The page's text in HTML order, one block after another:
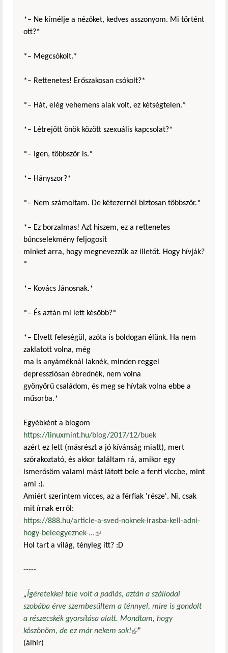
*– Ne kímélje a nézőket, kedves asszonyom. Mi történt
ott?*
*– Megcsókolt.*
*– Rettenetes! Erőszakosan csókolt?*
*– Hát, elég vehemens alak volt, ez kétségtelen.*
*– Létrejött önök között szexuális kapcsolat?*
*– Igen, többször is.*
*– Hányszor?*
*– Nem számoltam. De kétezernél biztosan többször.*
*– Ez borzalmas! Azt hiszem, ez a rettenetes
bűncselekmény feljogosít
minket arra, hogy megnevezzük az illetőt. Hogy hívják?
*
*– Kovács Jánosnak.*
*– És aztán mi lett később?*
*– Elvett feleségül, azóta is boldogan élünk. Ha nem
zaklatott volna, még
ma is anyáméknál laknék, minden reggel
depressziósan ébrednék, nem volna
gyönyörű családom, és meg se hívtak volna ebbe a
műsorba.*
Egyébként a blogom
https://linuxmint.hu/blog/2017/12/buek
azért ez lett (másrészt a jó kívánság miatt), mert
szórakoztató, és akkor találtam rá, amikor egy
ismerősöm valami mást látott bele a fenti viccbe, mint
ami :).
Amiért szerintem vicces, az a férfiak 'része'. Ni, csak
mit írnak erről:
https://888.hu/article-a-sved-noknek-irasba-kell-adni-
hogy-beleegyeznek-...(külső hivatkozás)
Hol tart a világ, tényleg itt? :D
-----
„Ígéretekkel tele volt a padlás, aztán a szállodai
szobába érve szembesültem a ténnyel, mire is gondolt
a részecskék gyorsítása alatt. Mondtam, hogy
köszönöm, de ez már nekem sok!(külső hivatkozás)
”
(álhír)